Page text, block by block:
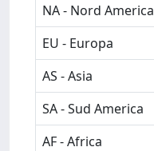
NA - Nord America
EU - Europa
AS - Asia
SA - Sud America
AF - Africa